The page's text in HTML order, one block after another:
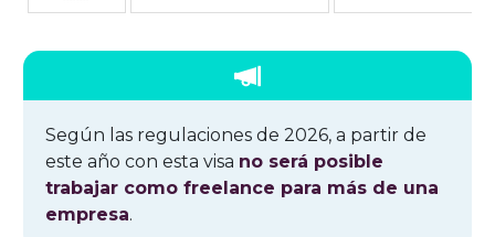
Según las regulaciones de 2026, a partir de
este año con esta visa no será posible
trabajar como freelance para más de una
empresa.